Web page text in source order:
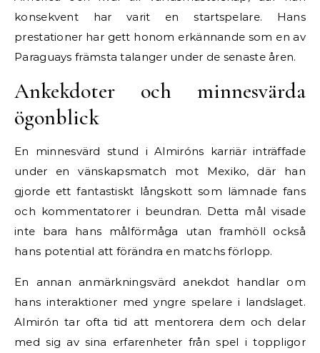
konsekvent har varit en startspelare. Hans
prestationer har gett honom erkännande som en av
Paraguays främsta talanger under de senaste åren.
Ankekdoter och minnesvärda
ögonblick
En minnesvärd stund i Almiróns karriär inträffade
under en vänskapsmatch mot Mexiko, där han
gjorde ett fantastiskt långskott som lämnade fans
och kommentatorer i beundran. Detta mål visade
inte bara hans målförmåga utan framhöll också
hans potential att förändra en matchs förlopp.
En annan anmärkningsvärd anekdot handlar om
hans interaktioner med yngre spelare i landslaget.
Almirón tar ofta tid att mentorera dem och delar
med sig av sina erfarenheter från spel i toppligor